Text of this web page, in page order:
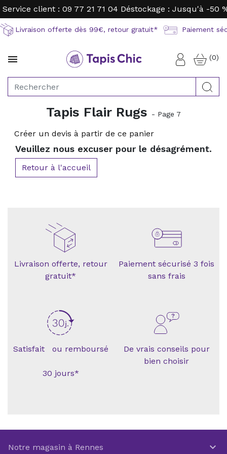
Service client : 09 77 21 71 04 Déstockage : Jusqu'à -50
Livraison offerte dès 99€, retour gratuit* Paiement
 Connexion
(0)
Tapis Flair Rugs - Page 7
Créer un devis à partir de ce panier
Veuillez nous excuser pour le désagrément.
Retour à l'accueil
Livraison offerte, retour
gratuit*
Paiement sécurisé 3 fois
sans frais
Satisfait ou remboursé
30 jours*
De vrais conseils pour
bien choisir
Notre magasin à Rennes 